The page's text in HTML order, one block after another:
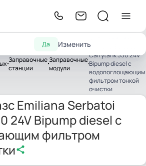
Да Изменить
Заправочные
станции
Заправочные
модули
Emiliana Serbatoi
Carrytank 330 24V
Bipump diesel с
водопоглощающим
фильтром тонкой
очистки
Emiliana Serbatoi
24V Bipump diesel с
фильтром